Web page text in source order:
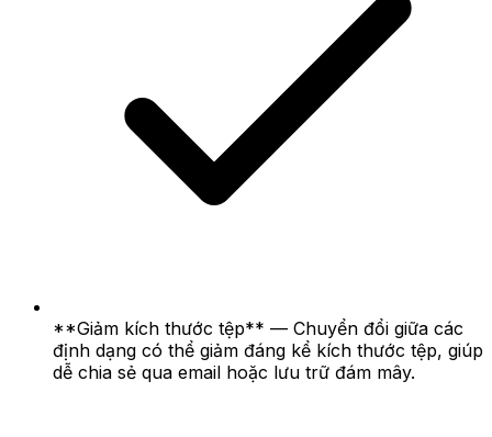
**Giảm kích thước tệp** — Chuyển đổi giữa các
định dạng có thể giảm đáng kể kích thước tệp, giúp
dễ chia sẻ qua email hoặc lưu trữ đám mây.